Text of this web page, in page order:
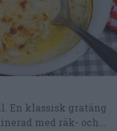
En klassisk gratäng
med räk- och...